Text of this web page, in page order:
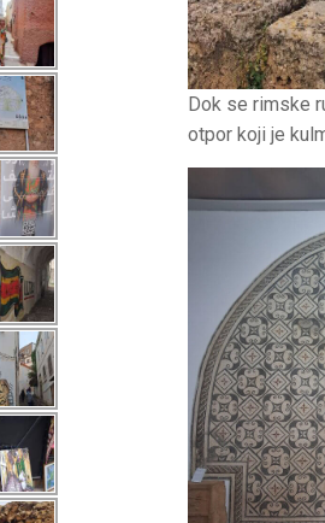
Dok se rimske
otpor koji je